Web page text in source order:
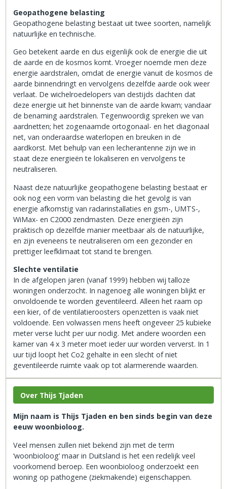
Geopathogene belasting
Geopathogene belasting bestaat uit twee soorten, namelijk
natuurlijke en technische.
Geo betekent aarde en dus eigenlijk ook de energie die uit
de aarde en de kosmos komt. Vroeger noemde men deze
energie aardstralen, omdat de energie vanuit de kosmos de
aarde binnendringt en vervolgens dezelfde aarde ook weer
verlaat. De wichelroedelopers van destijds dachten dat
deze energie uit het binnenste van de aarde kwam; vandaar
de benaming aardstralen. Tegenwoordig spreken we van
aardnetten; het zogenaamde ortogonaal- en het diagonaal
net, van onderaardse waterlopen en breuken in de
aardkorst. Met behulp van een lecherantenne zijn we in
staat deze energieën te lokaliseren en vervolgens te
neutraliseren.
Naast deze natuurlijke geopathogene belasting bestaat er
ook nog een vorm van belasting die het gevolg is van
energie afkomstig van radarinstallaties en gsm-, UMTS-,
WiMax- en C2000 zendmasten. Deze energieën zijn
praktisch op dezelfde manier meetbaar als de natuurlijke,
en zijn eveneens te neutraliseren om een gezonder en
prettiger leefklimaat tot stand te brengen.
Slechte ventilatie
In de afgelopen jaren (vanaf 1999) hebben wij talloze
woningen onderzocht. In nagenoeg alle woningen blijkt er
onvoldoende te worden geventileerd. Alleen het raam op
een kier, of de ventilatieroosters openzetten is vaak niet
voldoende. Een volwassen mens heeft ongeveer 25 kubieke
meter verse lucht per uur nodig. Met andere woorden een
kamer van 4 x 3 meter moet ieder uur worden ververst. In 1
uur tijd loopt het Co2 gehalte in een slecht of niet
geventileerde ruimte vaak op tot alarmerende waarden.
Over Thijs Tjaden
Mijn naam is Thijs Tjaden en ben sinds begin van deze
eeuw woonbioloog.
Veel mensen zullen niet bekend zijn met de term
‘woonbioloog’ maar in Duitsland is het een redelijk veel
voorkomend beroep. Een woonbioloog onderzoekt een
woning op pathogene (ziekmakende) eigenschappen.